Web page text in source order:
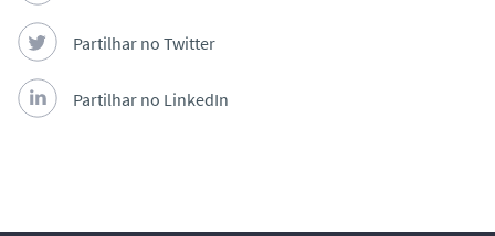
Partilhar no Twitter
Partilhar no LinkedIn